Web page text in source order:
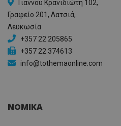
Γιάννου Κρανιδιώτη 102,
Γραφείο 201, Λατσιά,
Λευκωσία
+357 22 205865
+357 22 374613
info@tothemaonline.com
ΝΟΜΙΚΑ